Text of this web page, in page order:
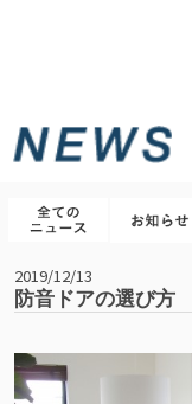
2019/12/13
防音ドアの選び方